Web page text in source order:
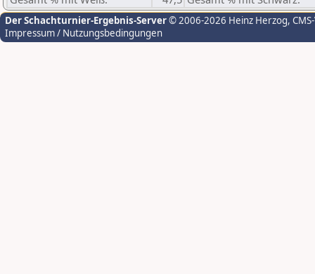
Der Schachturnier-Ergebnis-Server© 2006-2026 Heinz Herzog,
Impressum / Nutzungsbedingungen